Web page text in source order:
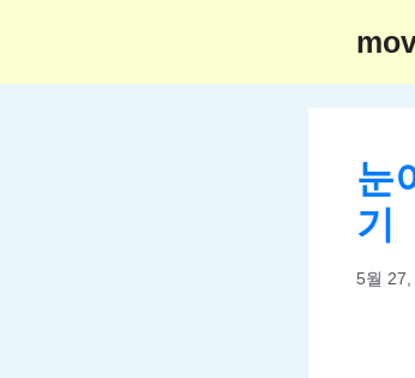
content
눈
기
5월